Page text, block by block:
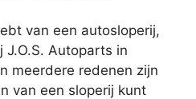
van een autosloperij,
Autoparts in
meerdere redenen zijn
van een sloperij kunt